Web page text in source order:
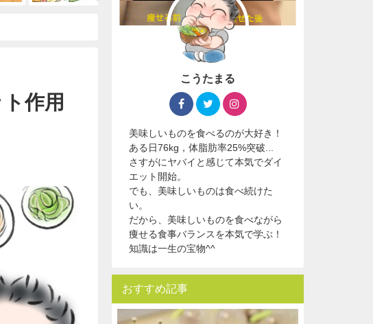
作用
こうたまる
美味しいものを食べるのが大好き！
ある日76kg，体脂肪率25%突破...
さすがにヤバイと感じて本気でダイ
エット開始。
でも、美味しいものは食べ続けた
い。
だから、美味しいものを食べながら
痩せる食事バランスを本気で学ぶ！
知識は一生の宝物^^
おすすめ記事